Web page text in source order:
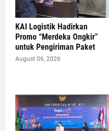
KAI Logistik Hadirkan
Promo “Merdeka Ongkir”
untuk Pengiriman Paket
August 06, 2026